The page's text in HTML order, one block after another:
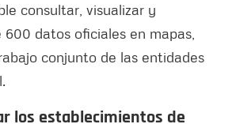
consultar, visualizar y
600 datos oficiales en mapas,
conjunto de las entidades
los establecimientos de